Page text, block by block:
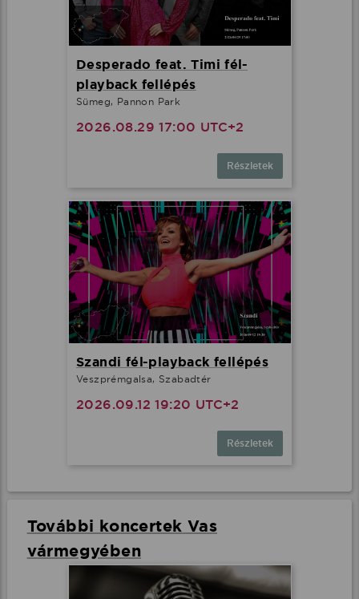
Desperado feat. Timi fél-
playback fellépés
Sümeg, Pannon Park
2026.08.29 17:00 UTC+2
Részletek
Szandi fél-playback fellépés
Veszprémgalsa, Szabadtér
2026.09.12 19:20 UTC+2
Részletek
További koncertek Vas
vármegyében